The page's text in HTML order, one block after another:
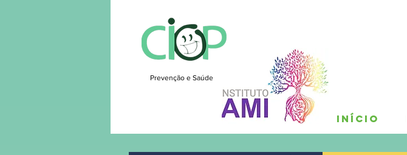
Prevenção e Saúde
INÍCIO